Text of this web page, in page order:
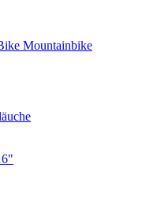
Mountainbike